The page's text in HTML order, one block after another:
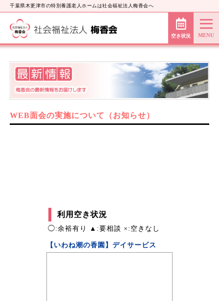
千葉県木更津市の特別養護老人ホームは社会福祉法人梅香会へ
空き状況
利用空き状況
◯:余裕有り ▲:要相談 ×:空きなし
【いわね潮の香園】デイサービス
WEB面会の実施について（お知らせ）